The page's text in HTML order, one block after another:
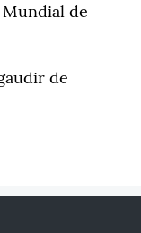
de
de